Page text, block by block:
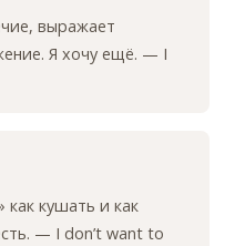
выражает
Я хочу ещё. — I
как кушать и как
— I don’t want to